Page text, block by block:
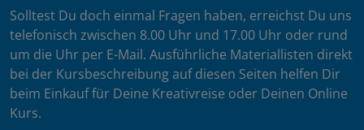
Solltest Du doch einmal Fragen haben, erreichst Du uns
telefonisch zwischen 8.00 Uhr und 17.00 Uhr oder rund
um die Uhr per E-Mail. Ausführliche Materiallisten direkt
bei der Kursbeschreibung auf diesen Seiten helfen Dir
beim Einkauf für Deine Kreativreise oder Deinen Online
Kurs.